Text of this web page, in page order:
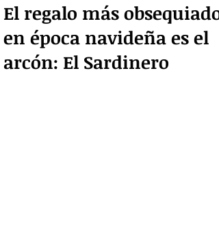
El regalo más obsequiado
en época navideña es el
arcón: El Sardinero